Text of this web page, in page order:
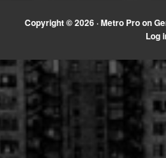
Copyright © 2026 ·Metro Proon
Log